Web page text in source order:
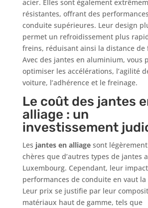
acier. Elles sont également
résistantes, offrant des
conduite supérieures. Leur design
permet un refroidissement plus
freins, réduisant ainsi la distance de
Avec des jantes en aluminium, vous
optimiser les accélérations, l’agilité
voiture, l’adhérence et le freinage.
Le coût des jantes
alliage : un
investissement
Les jantes en alliagesont
chères que d’autres types de jantes
Luxembourg. Cependant, leur
performances de conduite en vaut la
Leur prix se justifie par leur
matériaux haut de gamme, tels que